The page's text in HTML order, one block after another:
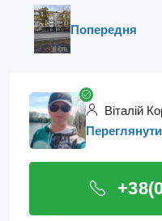
Попередня
Віталій